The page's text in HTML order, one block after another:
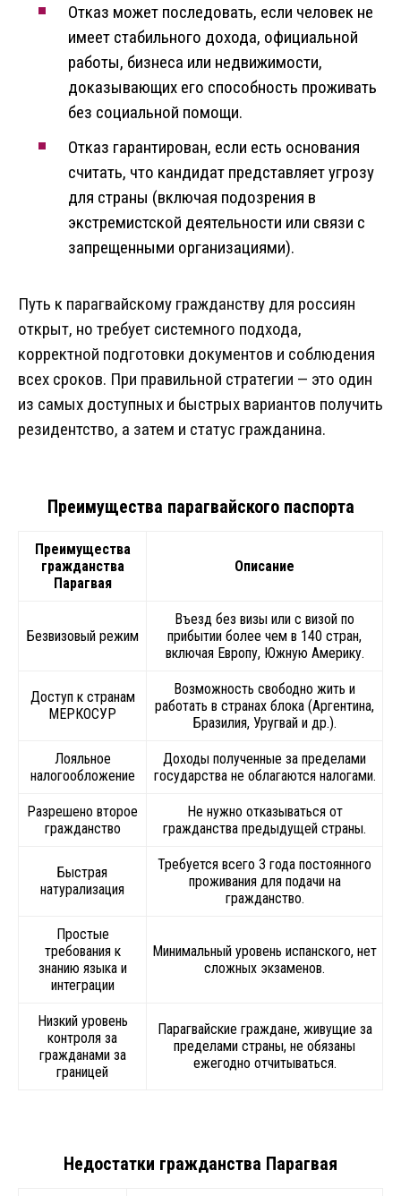
Отказ может последовать, если человек не
имеет стабильного дохода, официальной
работы, бизнеса или недвижимости,
доказывающих его способность проживать
без социальной помощи.
Отказ гарантирован, если есть основания
считать, что кандидат представляет угрозу
для страны (включая подозрения в
экстремистской деятельности или связи с
запрещенными организациями).
Путь к парагвайскому гражданству для россиян
открыт, но требует системного подхода,
корректной подготовки документов и соблюдения
всех сроков. При правильной стратегии — это один
из самых доступных и быстрых вариантов получить
резидентство, а затем и статус гражданина.
Преимущества парагвайского паспорта
Преимущества
гражданства
Парагвая
Описание
Безвизовый режим
Въезд без визы или с визой по
прибытии более чем в 140 стран,
включая Европу, Южную Америку.
Доступ к странам
МЕРКОСУР
Возможность свободно жить и
работать в странах блока (Аргентина,
Бразилия, Уругвай и др.).
Лояльное
налогообложение
Доходы полученные за пределами
государства не облагаются налогами.
Разрешено второе
гражданство
Не нужно отказываться от
гражданства предыдущей страны.
Быстрая
натурализация
Требуется всего 3 года постоянного
проживания для подачи на
гражданство.
Простые
требования к
знанию языка и
интеграции
Минимальный уровень испанского, нет
сложных экзаменов.
Низкий уровень
контроля за
гражданами за
границей
Парагвайские граждане, живущие за
пределами страны, не обязаны
ежегодно отчитываться.
Недостатки гражданства Парагвая